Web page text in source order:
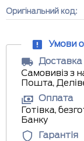
Оригінальний код:
Умови
Доставка
Самовивіз з
Пошта,
Оплата
Готівка,
Банку
Гарантія